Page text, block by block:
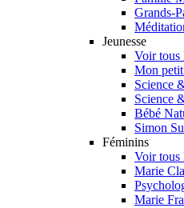
Grands-
Jeunesse
Voir tous
Mon
Science
Science
Bébé
Simon
Féminins
Voir tous
Marie
Marie